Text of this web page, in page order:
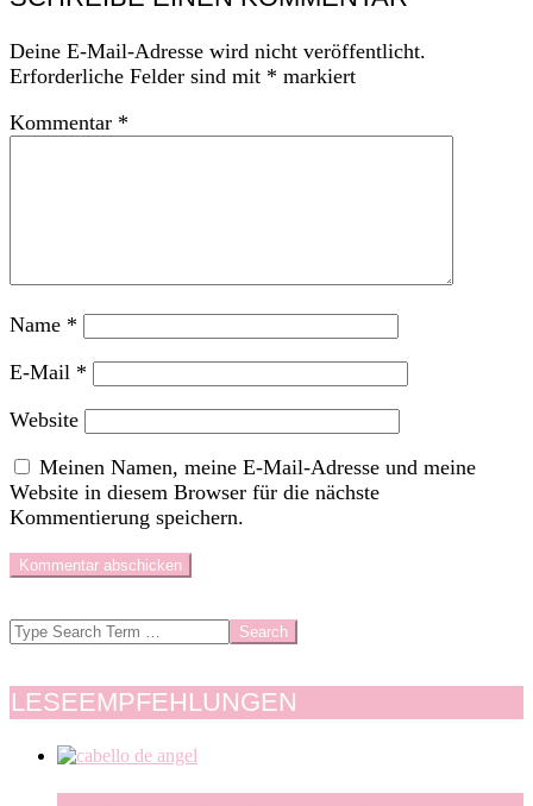
Deine E-Mail-Adresse wird nicht veröffentlicht.
Erforderliche Felder sind mit * markiert
Kommentar *
Name *
E-Mail *
Website
Meinen Namen, meine E-Mail-Adresse und meine
Website in diesem Browser für die nächste
Kommentierung speichern.
Search
LESEEMPFEHLUNGEN